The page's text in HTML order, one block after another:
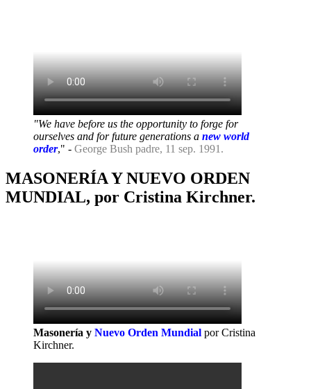
"We have before us the opportunity to forge for
ourselves and for future generations a new world
order," - George Bush padre, 11 sep. 1991.
MASONERÍA Y NUEVO ORDEN
MUNDIAL, por Cristina Kirchner.
Masonería y Nuevo Orden Mundial por Cristina
Kirchner.